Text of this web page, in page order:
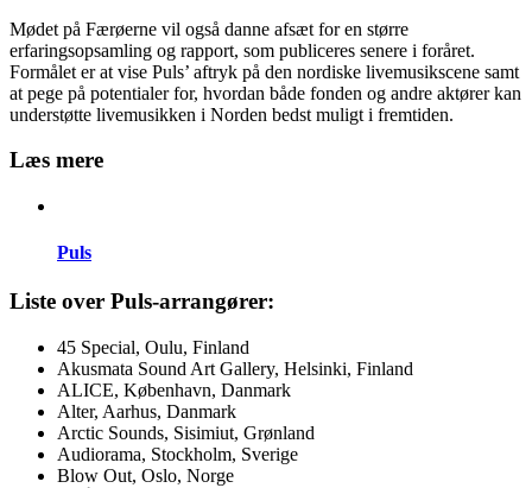
Mødet på Færøerne vil også danne afsæt for en større
erfaringsopsamling og rapport, som publiceres senere i foråret.
Formålet er at vise Puls’ aftryk på den nordiske livemusikscene samt
at pege på potentialer for, hvordan både fonden og andre aktører kan
understøtte livemusikken i Norden bedst muligt i fremtiden.
Læs mere
Puls
Liste over Puls-arrangører:
45 Special, Oulu, Finland
Akusmata Sound Art Gallery, Helsinki, Finland
ALICE, København, Danmark
Alter, Aarhus, Danmark
Arctic Sounds, Sisimiut, Grønland
Audiorama, Stockholm, Sverige
Blow Out, Oslo, Norge